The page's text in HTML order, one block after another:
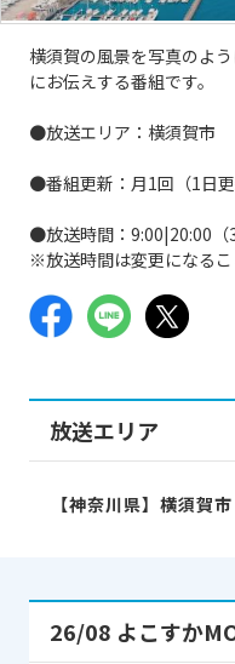
横須賀の風景を写真のよ
にお伝えする番組です。
●放送エリア：横須賀市
●番組更新：月1回（1日更
●放送時間：9:00|20:00（3
※放送時間は変更になるこ
放送エリア
【神奈川県】横須賀市
26/08 よこすか